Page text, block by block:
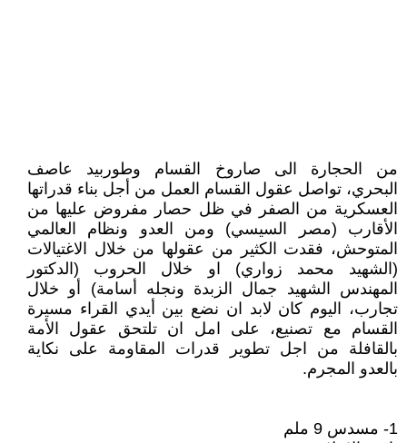
من الحجارة الى صاروخ القسام وطوربيد عاصف
البحري، تواصل عقول القسام العمل من أجل بناء قدراتها
العسكرية من الصفر في ظل حصار مفروض عليها من
الأقارب (مصر السيسي) ومن العدو ونظام العالمي
المتوحش، فقدت الكثير من عقولها من خلال الاغتيالات
(الشهيد محمد زواري) او خلال الحروب (الدكتور
المهندس الشهيد جمال الزبدة ونجله أسامة) أو خلال
تجارب، اليوم كان لابد ان نضع بين أيدي القراء مسيرة
القسام مع تصنيع، على امل ان تلتحق عقول الأمة
بالقافلة من اجل تطوير قدرات المقاومة على نكاية
بالعدو المجرم.
1- مسدس 9 ملم